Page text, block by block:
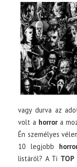
vagy durva az
volt a horrora
Én személyes
10 legjobb
listáról? A Ti TOP